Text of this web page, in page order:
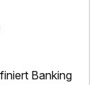
Banking